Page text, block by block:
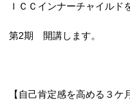
ＩＣＣインナーチャイルド
第2期 開講します。
【自己肯定感を高める３ケ